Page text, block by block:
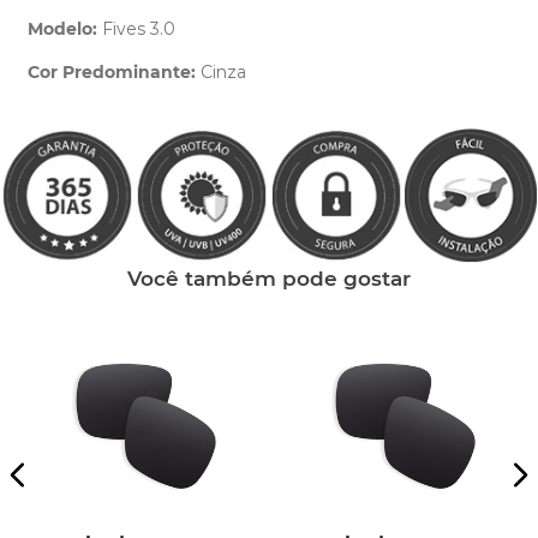
Modelo: Fives 3.0
Cor Predominante: Cinza
Você também pode gostar